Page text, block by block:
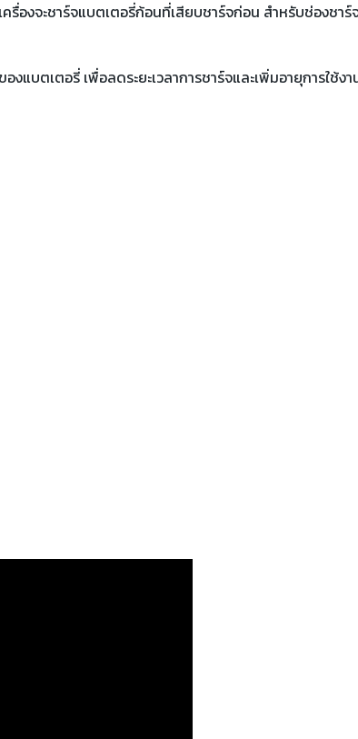
รื่องจะชาร์จแบตเตอรี่ก้อนที่เสียบชาร์จก่อน สำหรับช่องชาร์
แบตเตอรี่ เพื่อลดระยะเวลาการชาร์จและเพิ่มอายุการใช้ง